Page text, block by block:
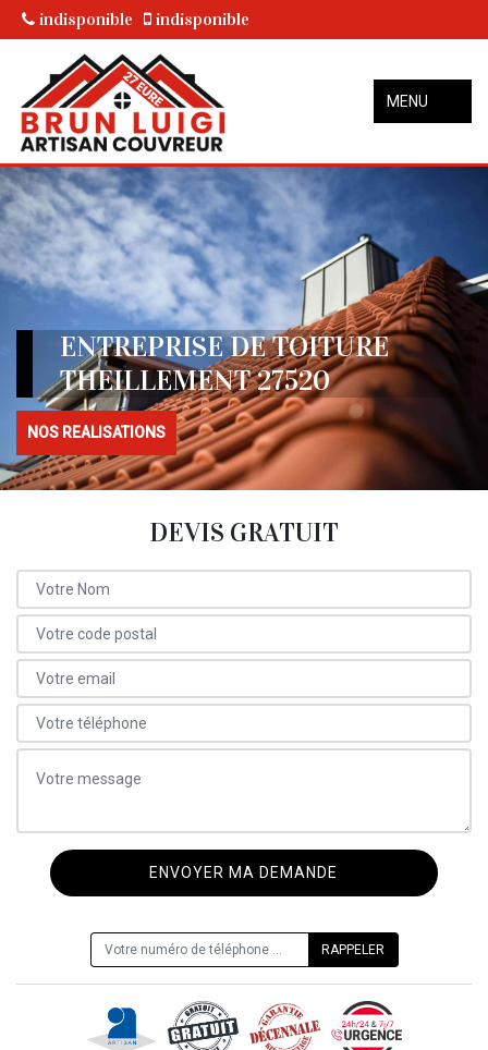
indisponible indisponible
MENU
ENTREPRISE DE TOITURE
THEILLEMENT 27520
NOS REALISATIONS
DEVIS GRATUIT